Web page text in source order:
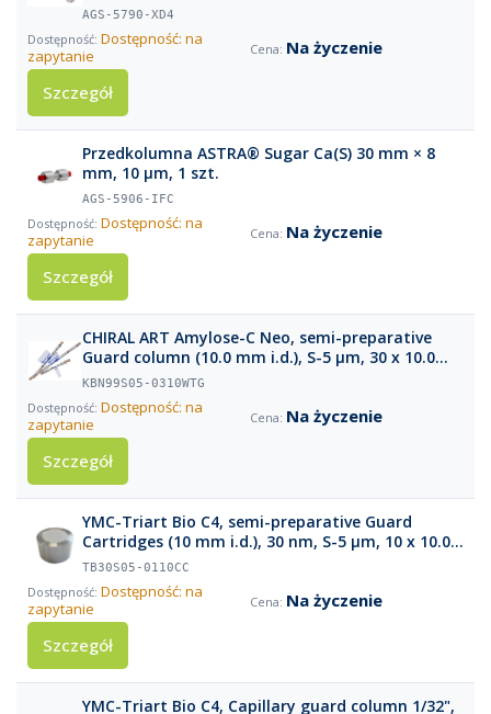
AGS-5790-XD4
Dostępność: na
zapytanie
Na życzenie
Szczegół
Przedkolumna ASTRA® Sugar Ca(S) 30 mm × 8
mm, 10 µm, 1 szt.
AGS-5906-IFC
Dostępność: na
zapytanie
Na życzenie
Szczegół
CHIRAL ART Amylose-C Neo, semi-preparative
Guard column (10.0 mm i.d.), S-5 µm, 30 x 10.0
mm
KBN99S05-0310WTG
Dostępność: na
zapytanie
Na życzenie
Szczegół
YMC-Triart Bio C4, semi-preparative Guard
Cartridges (10 mm i.d.), 30 nm, S-5 µm, 10 x 10.0
mm
TB30S05-0110CC
Dostępność: na
zapytanie
Na życzenie
Szczegół
YMC-Triart Bio C4, Capillary guard column 1/32",